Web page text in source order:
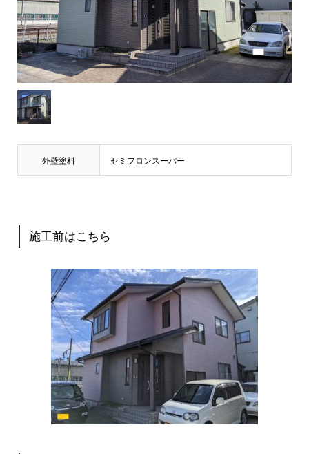
外壁塗料 セミフロンスーパー
施工前はこちら